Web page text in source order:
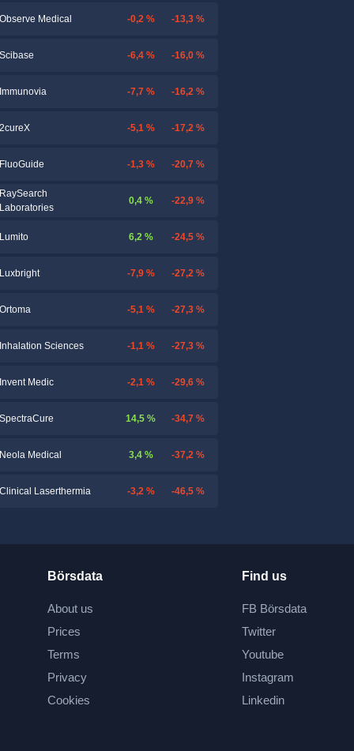
Observe Medical -0,2 % -13,3 %
Scibase -6,4 % -16,0 %
Immunovia -7,7 % -16,2 %
2cureX -5,1 % -17,2 %
FluoGuide -1,3 % -20,7 %
RaySearch
Laboratories
0,4 % -22,9 %
Lumito 6,2 % -24,5 %
Luxbright -7,9 % -27,2 %
Ortoma -5,1 % -27,3 %
Inhalation Sciences -1,1 % -27,3 %
Invent Medic -2,1 % -29,6 %
SpectraCure 14,5 % -34,7 %
Neola Medical 3,4 % -37,2 %
Clinical Laserthermia -3,2 % -46,5 %
Börsdata
About us
Prices
Terms
Privacy
Cookies
Find us
FB Börsdata
Twitter
Youtube
Instagram
Linkedin